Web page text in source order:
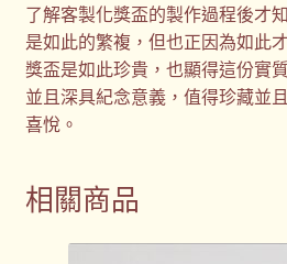
了解客製化獎盃的製作過程後才
是如此的繁複，但也正因為如此
獎盃是如此珍貴，也顯得這份實
並且深具紀念意義，值得珍藏並
喜悅。
相關商品